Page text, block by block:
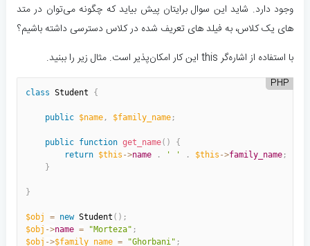
وجود دارد. شاید این سوال برایتان پیش بیاید که چگونه می‌توان در متد
های یک کلاس، به فیلد های تعریف شده در کلاس دسترسی داشته باشیم؟
با استفاده از اشاره‌گر this این کار امکان‌پذیر است. مثال زیر را ببنید.
PHP
class Student {
public $name , $family_name ;
public function get_name( )
{
return $this ->name . ' ' . $this ->family_name ;
}
}
$obj = new Student ( ) ;
$obj ->name = "Morteza" ;
$obj ->$family_name = "Ghorbani" ;